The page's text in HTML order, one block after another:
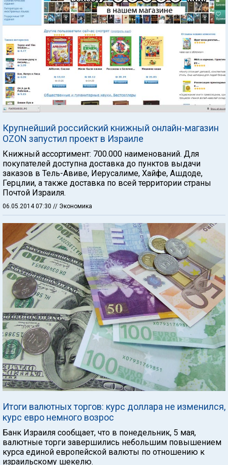
Крупнейший российский книжный онлайн-магазин
OZON запустил проект в Израиле
Книжный ассортимент: 700.000 наименований. Для
покупателей доступна доставка до пунктов выдачи
заказов в Тель-Авиве, Иерусалиме, Хайфе, Ашдоде,
Герцлии, а также доставка по всей территории страны
Почтой Израиля.
06.05.2014 07:30 // Экономика
Итоги валютных торгов: курс доллара не изменился,
курс евро немного возрос
Банк Израиля сообщает, что в понедельник, 5 мая,
валютные торги завершились небольшим повышением
курса единой европейской валюты по отношению к
израильскому шекелю.